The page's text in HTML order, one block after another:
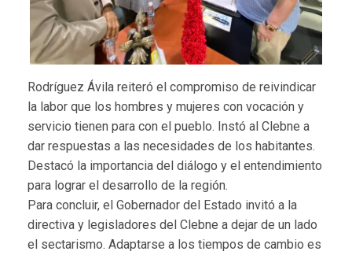
Rodríguez Ávila reiteró el compromiso de reivindicar
la labor que los hombres y mujeres con vocación y
servicio tienen para con el pueblo. Instó al Clebne a
dar respuestas a las necesidades de los habitantes.
Destacó la importancia del diálogo y el entendimiento
para lograr el desarrollo de la región.
Para concluir, el Gobernador del Estado invitó a la
directiva y legisladores del Clebne a dejar de un lado
el sectarismo. Adaptarse a los tiempos de cambio es